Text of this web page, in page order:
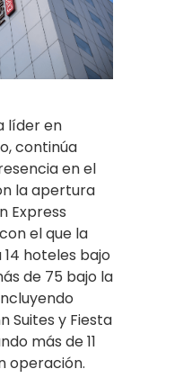
líder en
continúa
en el
la apertura
Express
el que la
hoteles bajo
de 75 bajo la
Suites y Fiesta
más de 11
operación.